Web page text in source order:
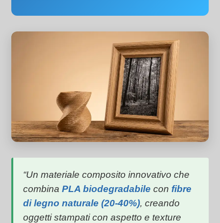
“Un materiale composito innovativo che
combina PLA biodegradabile con fibre
di legno naturale (20-40%), creando
oggetti stampati con aspetto e texture